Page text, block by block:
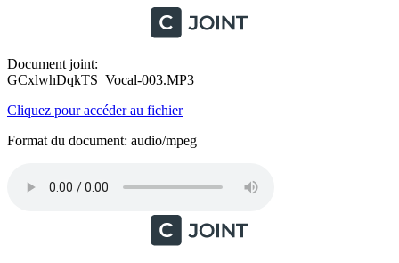
Document joint:
GCxlwhDqkTS_Vocal-003.MP3
Cliquez pour accéder au fichier
Format du document: audio/mpeg